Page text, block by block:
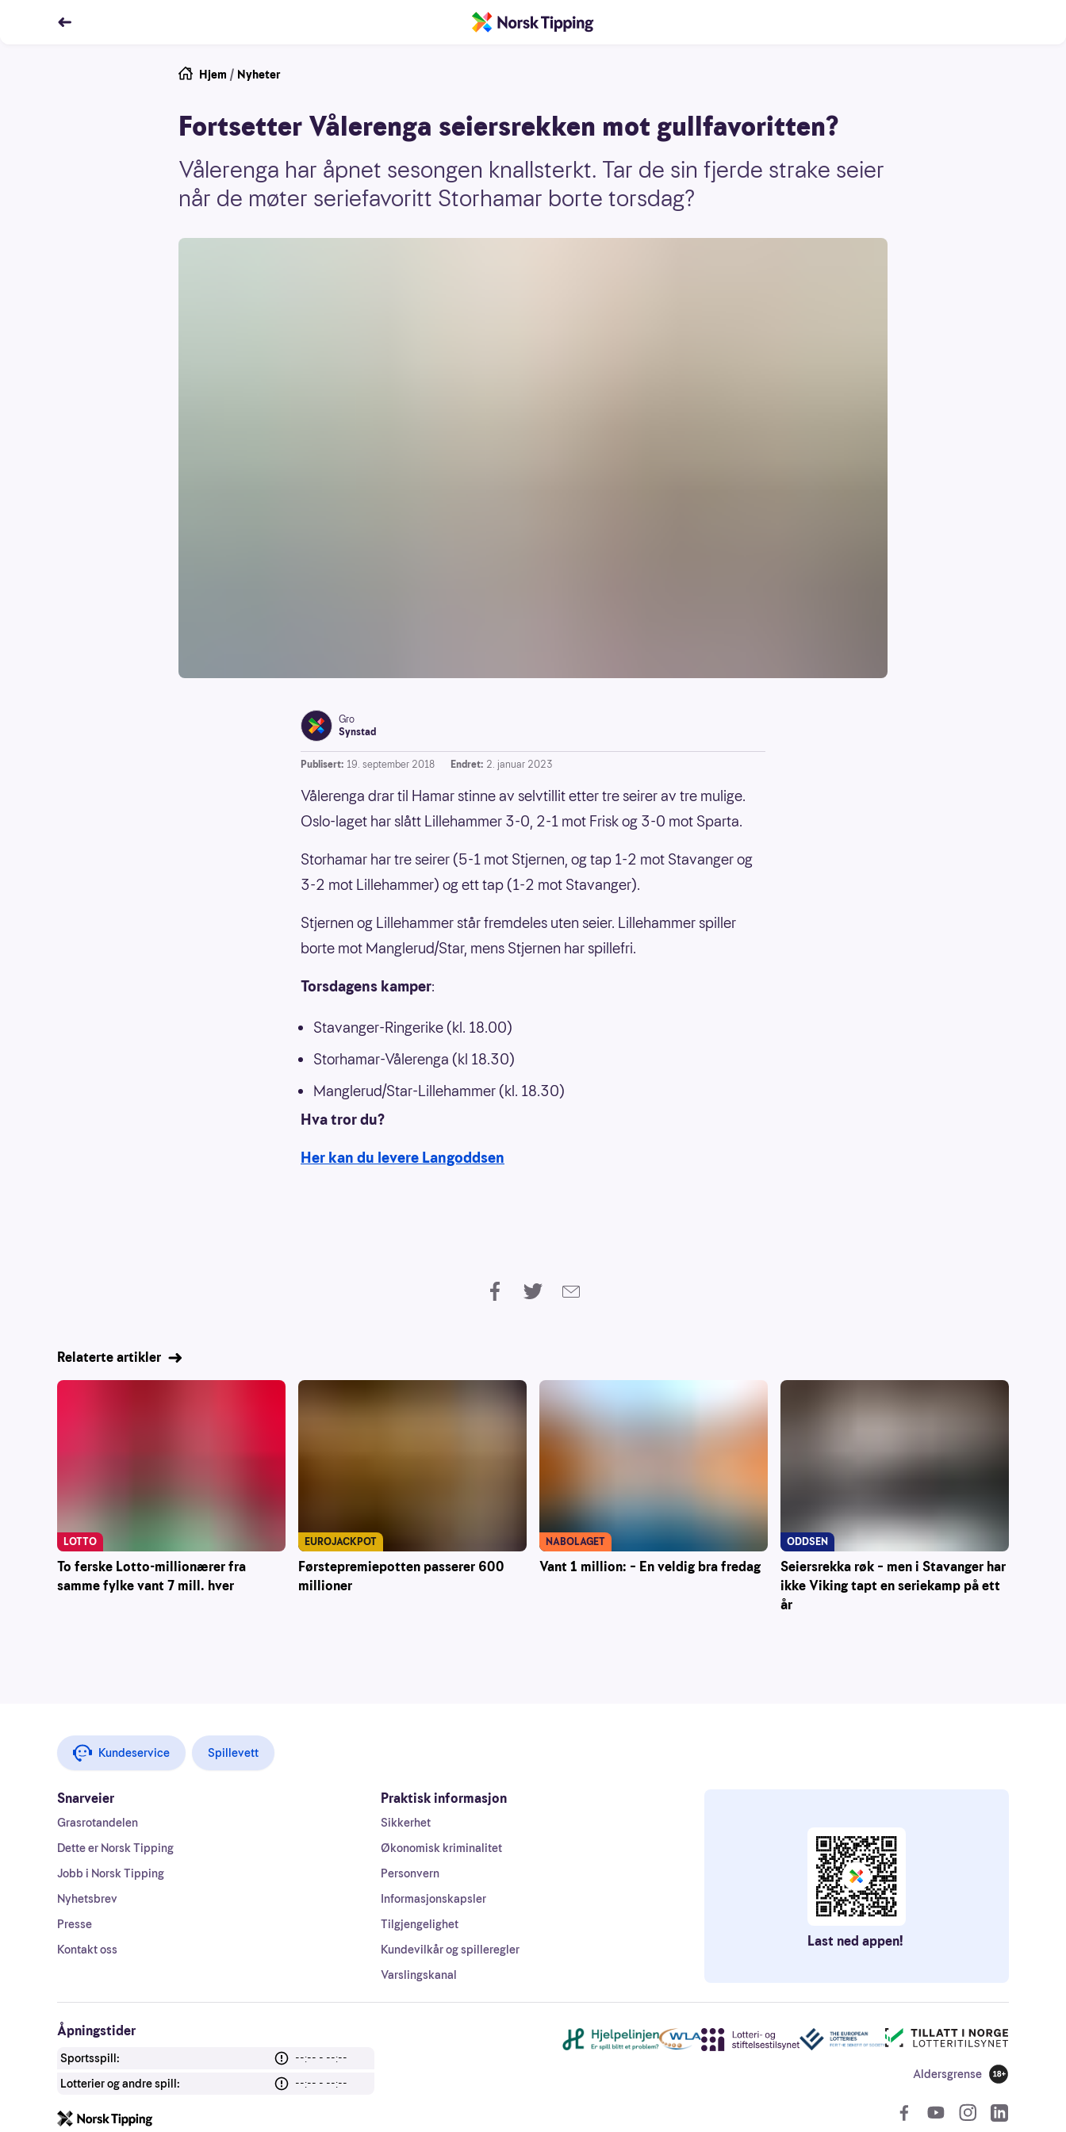
Hjem / Nyheter
Fortsetter Vålerenga seiersrekken mot gullfavoritten?
Vålerenga har åpnet sesongen knallsterkt. Tar de sin fjerde strake seier
når de møter seriefavoritt Storhamar borte torsdag?
Gro
Synstad
Publisert: 19. september 2018 Endret: 2. januar 2023
Vålerenga drar til Hamar stinne av selvtillit etter tre seirer av tre mulige.
Oslo-laget har slått Lillehammer 3-0, 2-1 mot Frisk og 3-0 mot Sparta.
Storhamar har tre seirer (5-1 mot Stjernen, og tap 1-2 mot Stavanger og
3-2 mot Lillehammer) og ett tap (1-2 mot Stavanger).
Stjernen og Lillehammer står fremdeles uten seier. Lillehammer spiller
borte mot Manglerud/Star, mens Stjernen har spillefri.
Torsdagens kamper:
Stavanger-Ringerike (kl. 18.00)
Storhamar-Vålerenga (kl 18.30)
Manglerud/Star-Lillehammer (kl. 18.30)
Hva tror du?
Her kan du levere Langoddsen
Relaterte artikler
To ferske Lotto-millionærer fra
samme fylke vant 7 mill. hver
LOTTO
Førstepremiepotten passerer 600
millioner
EUROJACKPOT
Vant 1 million: – En veldig bra fredag
NABOLAGET
Seiersrekka røk – men i Stavanger har
ikke Viking tapt en seriekamp på ett
år
ODDSEN
Kundeservice Spillevett
Snarveier
Grasrotandelen
Dette er Norsk Tipping
Jobb i Norsk Tipping
Nyhetsbrev
Presse
Kontakt oss
Praktisk informasjon
Sikkerhet
Økonomisk kriminalitet
Personvern
Informasjonskapsler
Tilgjengelighet
Kundevilkår og spilleregler
Varslingskanal
Last ned appen!
Åpningstider
Sportsspill:
--:-- - --:--
Lotterier og andre spill:
--:-- - --:--
Aldersgrense
18 år